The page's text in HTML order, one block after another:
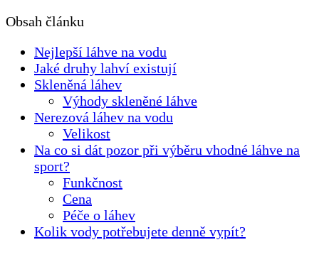
Obsah článku
Nejlepší láhve na vodu
Jaké druhy lahví existují
Skleněná láhev
Výhody skleněné láhve
Nerezová láhev na vodu
Velikost
Na co si dát pozor při výběru vhodné láhve na
sport?
Funkčnost
Cena
Péče o láhev
Kolik vody potřebujete denně vypít?